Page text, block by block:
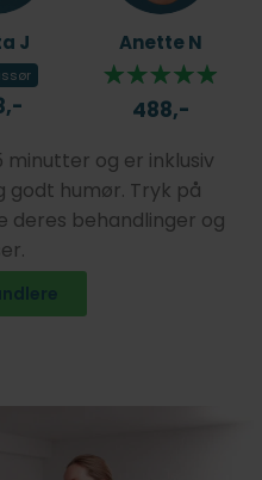
J Anette N
488,-
og er inklusiv
godt humør. Tryk på
deres behandlinger og